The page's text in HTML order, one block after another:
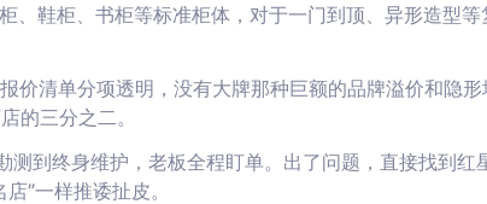
、鞋柜、书柜等标准柜体，对于一门到顶、异形造型
价清单分项透明，没有大牌那种巨额的品牌溢价和隐
的三分之二。
测到终身维护，老板全程盯单。出了问题，直接找到红
”一样推诿扯皮。